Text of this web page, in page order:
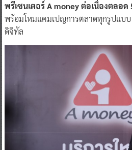
พรีเซนเตอร์ A money ต่อเนื่องตลอด
พร้อมโหมแคมเปญการตลาดทุกรูปแบบ
ดิจิทัล